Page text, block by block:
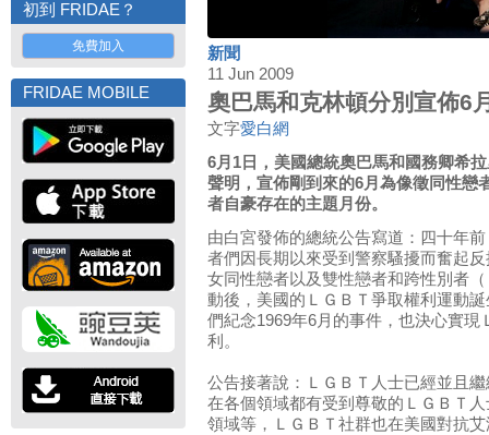
初到 FRIDAE？
免費加入
FRIDAE MOBILE
新聞
11 Jun 2009
奧巴馬和克林頓分別宣佈6
文字愛白網
6月1日，美國總統奧巴馬和國務卿希
聲明，宣佈剛到來的6月為像徵同性戀
者自豪存在的主題月份。
由白宮發佈的總統公告寫道：四十年
者們因長期以來受到警察騷擾而奮起
女同性戀者以及雙性戀者和跨性別者
動後，美國的ＬＧＢＴ爭取權利運動
們紀念1969年6月的事件，也決心實現
利。
公告接著說：ＬＧＢＴ人士已經並且
在各個領域都有受到尊敬的ＬＧＢＴ
領域等，ＬＧＢＴ社群也在美國對抗